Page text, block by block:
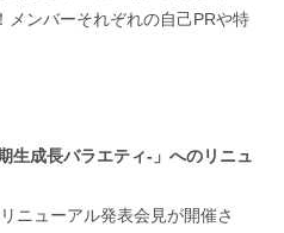
ンバーそれぞれの自己PRや特
生成長バラエティ-」へのリニュ
ニューアル発表会見が開催さ